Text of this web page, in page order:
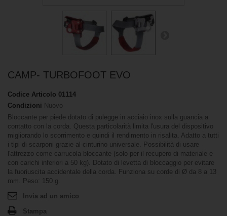
CAMP- TURBOFOOT EVO
Codice Articolo 01114
Condizioni Nuovo
Bloccante per piede dotato di pulegge in acciaio inox sulla guancia a
contatto con la corda. Questa particolarità limita l'usura del dispositivo
migliorando lo scorrimento e quindi il rendimento in risalita. Adatto a tutti
i tipi di scarponi grazie al cinturino universale. Possibilità di usare
l'attrezzo come carrucola bloccante (solo per il recupero di materiale e
con carichi inferiori a 50 kg). Dotato di levetta di bloccaggio per evitare
la fuoriuscita accidentale della corda. Funziona su corde di Ø da 8 a 13
mm. Peso: 150 g.
Invia ad un amico
Stampa